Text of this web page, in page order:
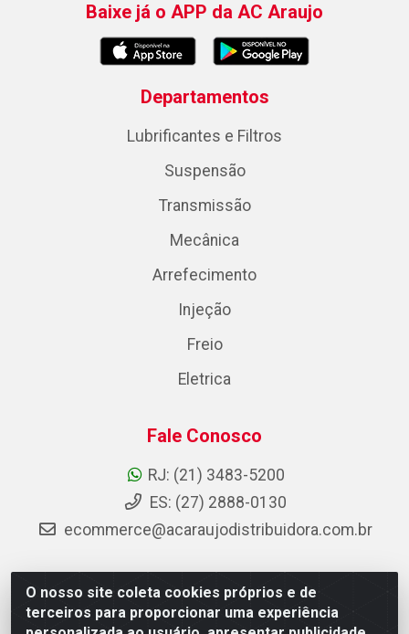
O nosso site coleta cookies próprios e de
terceiros para proporcionar uma experiência
Baixe já o APP da AC Araujo
Departamentos
Lubrificantes e Filtros
Suspensão
Transmissão
Mecânica
Arrefecimento
Injeção
Freio
Eletrica
Fale Conosco
RJ: (21) 3483-5200
ES: (27) 2888-0130
ecommerce@acaraujodistribuidora.com.br
AC Araujo Distribuidora - Rua Carneiro de Campos, 42 -
São Cristóvão, Rio de Janeiro/RJ - CEP 20.920-410 -